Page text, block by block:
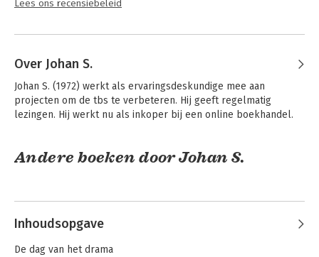
Lees ons recensiebeleid
Over Johan S.
Johan S. (1972) werkt als ervaringsdeskundige mee aan
projecten om de tbs te verbeteren. Hij geeft regelmatig
lezingen. Hij werkt nu als inkoper bij een online boekhandel.
Andere boeken door Johan S.
Inhoudsopgave
De dag van het drama